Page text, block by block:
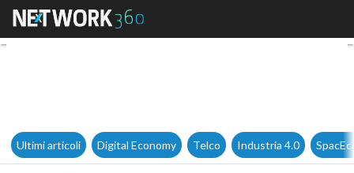
Microsoft, dal 2013 l’Office
Ultimi articoli Digital Economy Telco Industria 4.0